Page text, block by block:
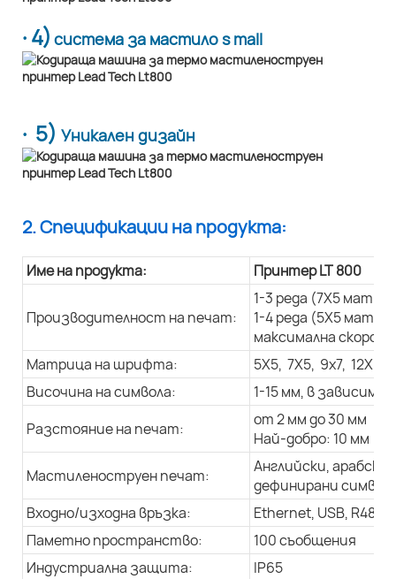
· 4) система за мастило s mall
· 5) Уникален дизайн
2. Спецификации на продукта:
Име на продукта: Принтер LT 800
Производителност на печат:
1-3 реда (7X5
1-4 реда (5X5
максимална
Матрица на шрифта:
5X5, 7X5, 9x7, 12X9,
Височина на символа:
1-15 мм, в
Разстояние на печат:
от 2 мм до 30 мм
Най-добро: 10 мм
Мастиленоструен печат:
Английски,
дефинирани
Входно/изходна връзка:
Ethernet, USB, R485
Паметно пространство:
100 съобщения
Индустриална защита:
IP65